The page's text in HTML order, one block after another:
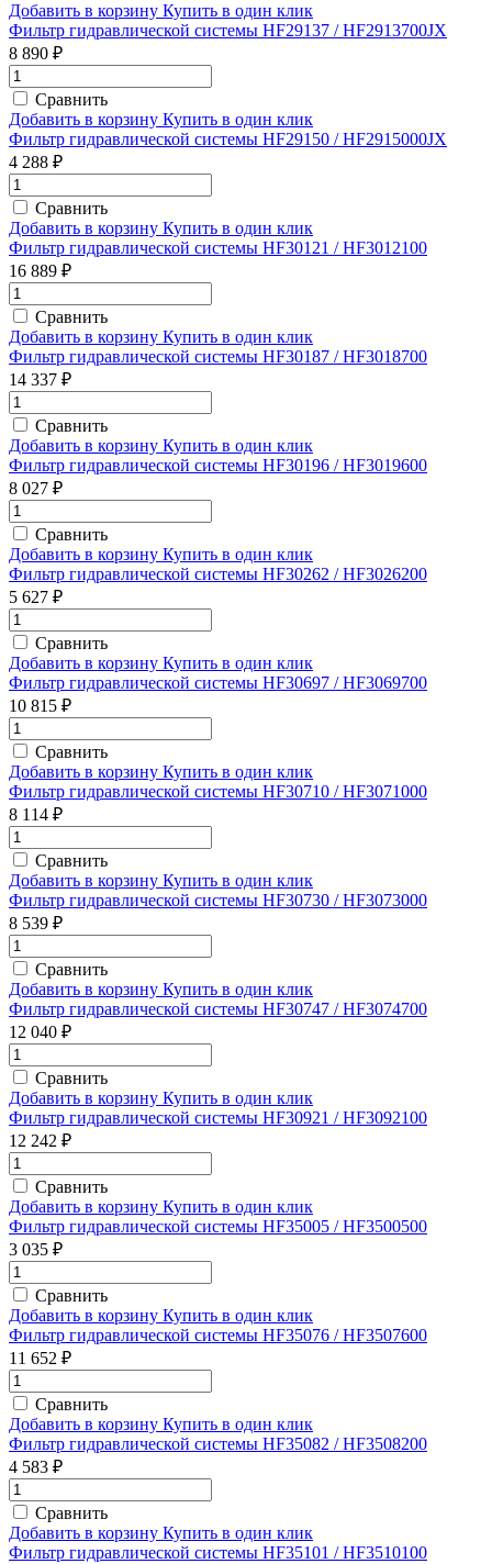
Добавить в корзину Купить в один клик
Фильтр гидравлической системы HF29137 / HF2913700JX
8 890 ₽
Сравнить
Добавить в корзину Купить в один клик
Фильтр гидравлической системы HF29150 / HF2915000JX
4 288 ₽
Сравнить
Добавить в корзину Купить в один клик
Фильтр гидравлической системы HF30121 / HF3012100
16 889 ₽
Сравнить
Добавить в корзину Купить в один клик
Фильтр гидравлической системы HF30187 / HF3018700
14 337 ₽
Сравнить
Добавить в корзину Купить в один клик
Фильтр гидравлической системы HF30196 / HF3019600
8 027 ₽
Сравнить
Добавить в корзину Купить в один клик
Фильтр гидравлической системы HF30262 / HF3026200
5 627 ₽
Сравнить
Добавить в корзину Купить в один клик
Фильтр гидравлической системы HF30697 / HF3069700
10 815 ₽
Сравнить
Добавить в корзину Купить в один клик
Фильтр гидравлической системы HF30710 / HF3071000
8 114 ₽
Сравнить
Добавить в корзину Купить в один клик
Фильтр гидравлической системы HF30730 / HF3073000
8 539 ₽
Сравнить
Добавить в корзину Купить в один клик
Фильтр гидравлической системы HF30747 / HF3074700
12 040 ₽
Сравнить
Добавить в корзину Купить в один клик
Фильтр гидравлической системы HF30921 / HF3092100
12 242 ₽
Сравнить
Добавить в корзину Купить в один клик
Фильтр гидравлической системы HF35005 / HF3500500
3 035 ₽
Сравнить
Добавить в корзину Купить в один клик
Фильтр гидравлической системы HF35076 / HF3507600
11 652 ₽
Сравнить
Добавить в корзину Купить в один клик
Фильтр гидравлической системы HF35082 / HF3508200
4 583 ₽
Сравнить
Добавить в корзину Купить в один клик
Фильтр гидравлической системы HF35101 / HF3510100